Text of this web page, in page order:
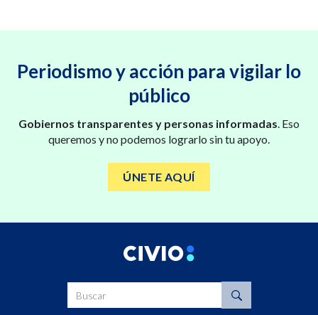
Periodismo y acción para vigilar lo
público
Gobiernos transparentes y personas informadas. Eso
queremos y no podemos lograrlo sin tu apoyo.
ÚNETE AQUÍ